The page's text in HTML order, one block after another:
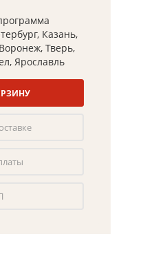
Казань,
Тверь,
Ярославль